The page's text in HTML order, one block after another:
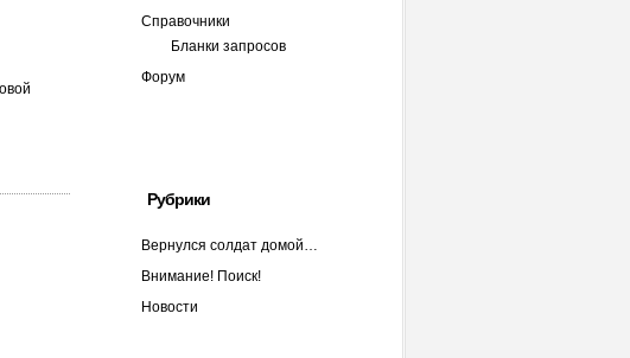
Справочники
Бланки запросов
Форум
Рубрики
Вернулся солдат домой…
Внимание! Поиск!
Новости